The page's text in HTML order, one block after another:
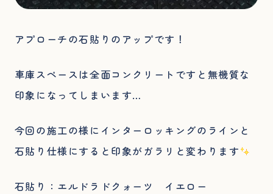
アプローチの石貼りのアップです！
車庫スペースは全面コンクリートですと無機質な
印象になってしまいます…
今回の施工の様にインターロッキングのラインと
石貼り仕様にすると印象がガラリと変わります
石貼り：エルドラドクォーツ イエロー